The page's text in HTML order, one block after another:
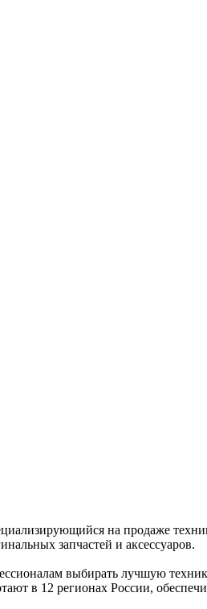
на продаже
запчастей и аксессуаров.
выбирать лучшую
в 12 регионах России,